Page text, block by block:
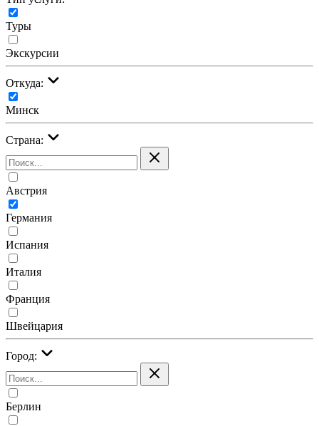
Туры
Экскурсии
Откуда:
Минск
Страна:
Австрия
Германия
Испания
Италия
Франция
Швейцария
Город:
Берлин